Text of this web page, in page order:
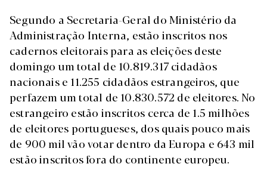
Segundo a Secretaria-Geral do Ministério da
Administração Interna, estão inscritos nos
cadernos eleitorais para as eleições deste
domingo um total de 10.819.317 cidadãos
nacionais e 11.255 cidadãos estrangeiros, que
perfazem um total de 10.830.572 de eleitores. No
estrangeiro estão inscritos cerca de 1.5 milhões
de eleitores portugueses, dos quais pouco mais
de 900 mil vão votar dentro da Europa e 643 mil
estão inscritos fora do continente europeu.